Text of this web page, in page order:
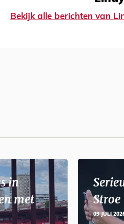
Bekijk alle berichten van
in
met
Stroe
09 JULI